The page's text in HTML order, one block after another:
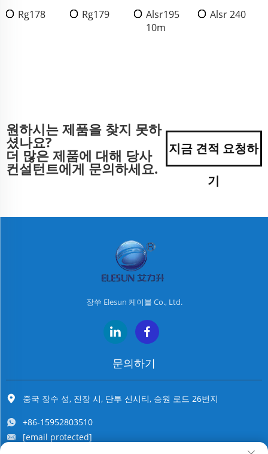
Rg178 Rg179
Alsr195
10m
Alsr 240
원하시는 제품을 찾지 못하
셨나요?
더 많은 제품에 대해 당사
컨설턴트에게 문의하세요.
지금 견적 요청하
기
장쑤 Elesun 케이블 Co., Ltd.
문의하기
중국 장수 성, 진장 시, 단투 신시티, 승원 로드 26번지
+86-15952803510
[email protected]